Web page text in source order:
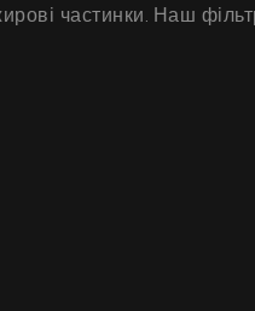
частинки. Наш